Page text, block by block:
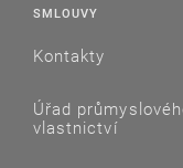
SMLOUVY
Kontakty
Úřad
vlastnictví